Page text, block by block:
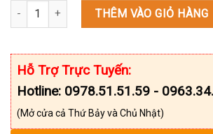
Camera yoosee xoay ngoài trời 8 đèn LED số
THÊM VÀO GIỎ HÀNG
Hỗ Trợ Trực Tuyến:
Hotline: 0978.51.51.59 -
(Mở cửa cả Thứ Bảy và Chủ Nhật)